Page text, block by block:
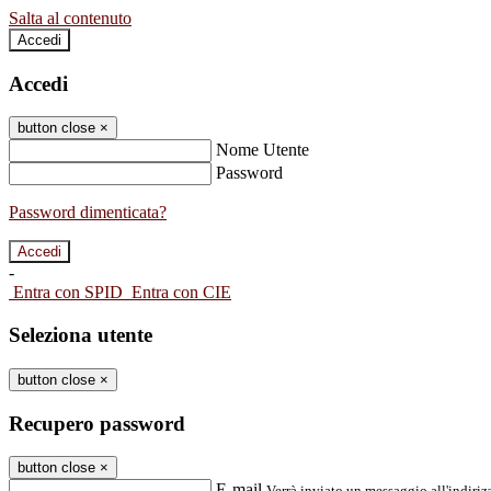
Salta al contenuto
Accedi
Accedi
button close ×
Nome Utente
Password
Password dimenticata?
-
Entra con SPID Entra con CIE
Seleziona utente
button close ×
Recupero password
button close ×